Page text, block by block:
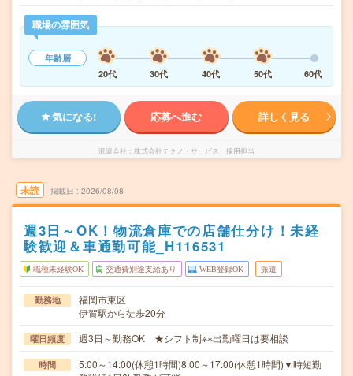
職場の雰囲気
年齢層
20代
30代 40代 50代 60代
気になる! 応募へ進む 詳しく見る
派遣会社 株式会社テクノ・サービス 採用担当
未読 掲載日 2026/08/08
週3日～OK！物流倉庫での店舗仕分け！未経
験歓迎＆車通勤可能_H116531
職種未経験OK 交通費別途支給あり WEB登録OK 派遣
勤務地
福岡市東区
伊賀駅から徒歩20分
曜日頻度 週3日～勤務OK ★シフト制※※出勤曜日は要相談
時間
5:00～14:00(休憩1時間)8:00～17:00(休憩1時間)▼時短勤